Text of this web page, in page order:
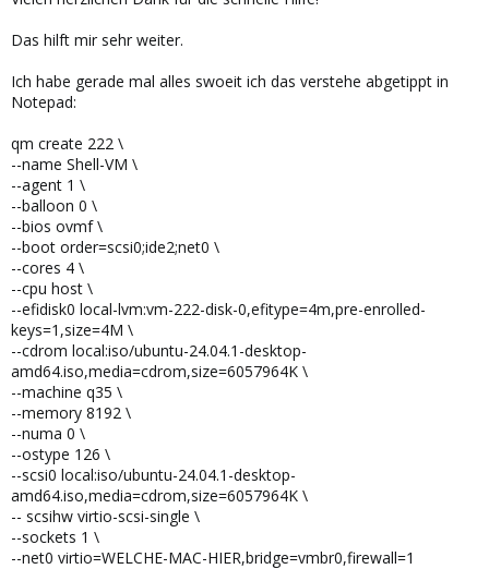
Das hilft mir sehr weiter.
Ich habe gerade mal alles swoeit ich das verstehe abgetippt in
Notepad:
qm create 222 \
--name Shell-VM \
--agent 1 \
--balloon 0 \
--bios ovmf \
--boot order=scsi0;ide2;net0 \
--cores 4 \
--cpu host \
--efidisk0 local-lvm:vm-222-disk-0,efitype=4m,pre-enrolled-
keys=1,size=4M \
--cdrom local:iso/ubuntu-24.04.1-desktop-
amd64.iso,media=cdrom,size=6057964K \
--machine q35 \
--memory 8192 \
--numa 0 \
--ostype 126 \
--scsi0 local:iso/ubuntu-24.04.1-desktop-
amd64.iso,media=cdrom,size=6057964K \
-- scsihw virtio-scsi-single \
--sockets 1 \
--net0 virtio=WELCHE-MAC-HIER,bridge=vmbr0,firewall=1